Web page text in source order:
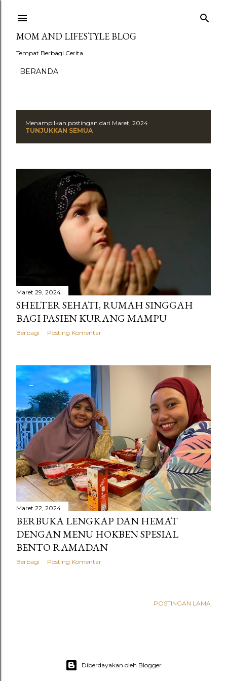
MOM AND LIFESTYLE BLOG
Tempat Berbagi Cerita
BERANDA
s
n
Menampilkan postingan dari Maret, 2024
TUNJUKKAN SEMUA
Maret 29, 2024
SHELTER SEHATI, RUMAH SINGGAH
BAGI PASIEN KURANG MAMPU
Berbagi Posting Komentar
Maret 22, 2024
BERBUKA LENGKAP DAN HEMAT
DENGAN MENU HOKBEN SPESIAL
BENTO RAMADAN
Berbagi Posting Komentar
POSTINGAN LAMA
Diberdayakan oleh Blogger